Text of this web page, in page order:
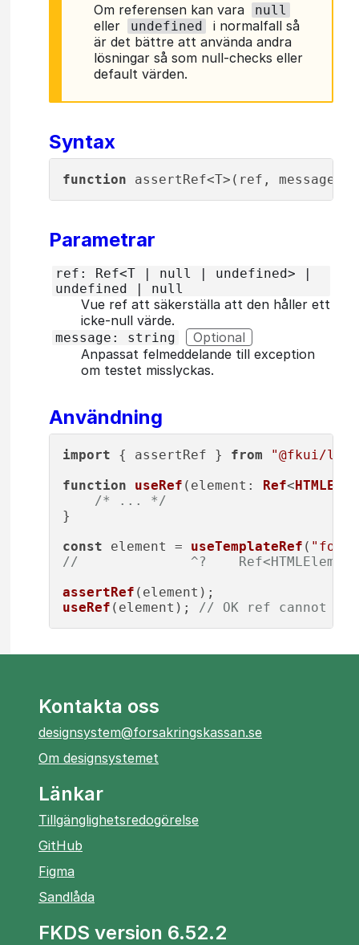
Om referensen kan vara
null
eller undefined
i normalfall så
är det bättre att använda andra
lösningar så som null-checks eller
default värden.
Syntax
function
Parametrar
ref: Ref<T | null | undefined> |
undefined | null
Vue ref att säkerställa att den håller ett
icke-null värde.
message: string
Optional
Anpassat felmeddelande till exception
om testet misslyckas.
Användning
import { assertRef } from
"@fkui/
function
useRef ( element : Ref<
/* ... */
}
const element = useTemplateRef ( "foo"
//              ^?
assertRef
useRef (element); // OK ref cannot
Kontakta oss
designsystem@forsakringskassan.se
Om designsystemet
Länkar
Tillgänglighetsredogörelse
GitHub
öppnas
i
ny
flik
Figma
öppnas
i
flik
Sandlåda
öppnas
ny
FKDS version 6.52.2